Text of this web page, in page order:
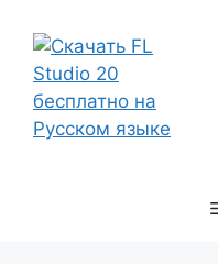
содержимому